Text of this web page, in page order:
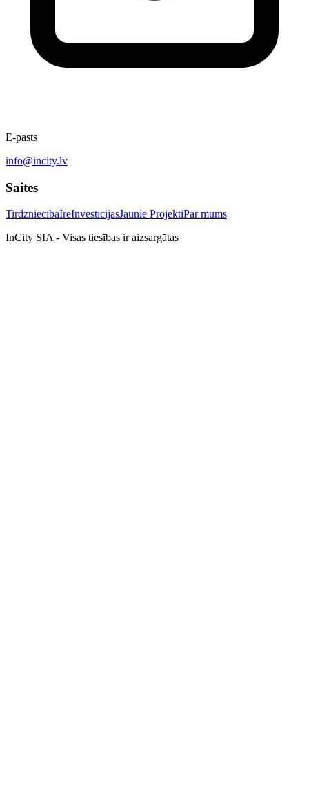
E-pasts
info@incity.lv
Saites
TirdzniecībaĪreInvestīcijasJaunie ProjektiPar mums
InCity SIA - Visas tiesības ir aizsargātas